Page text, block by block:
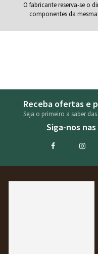
O fabricante reserva-se o
componentes da
Receba ofertas e
Seja o primeiro a saber
Siga-nos